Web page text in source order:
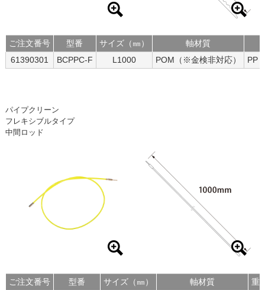
ご注文番号
型番
61390301
BCPPC-F
サイズ（㎜）
軸材質
L1000
POM（※金検非対応） PP
パイプクリーン
フレキシブルタイプ
中間ロッド
ご注文番号
型番
サイズ（㎜） 軸材質
重